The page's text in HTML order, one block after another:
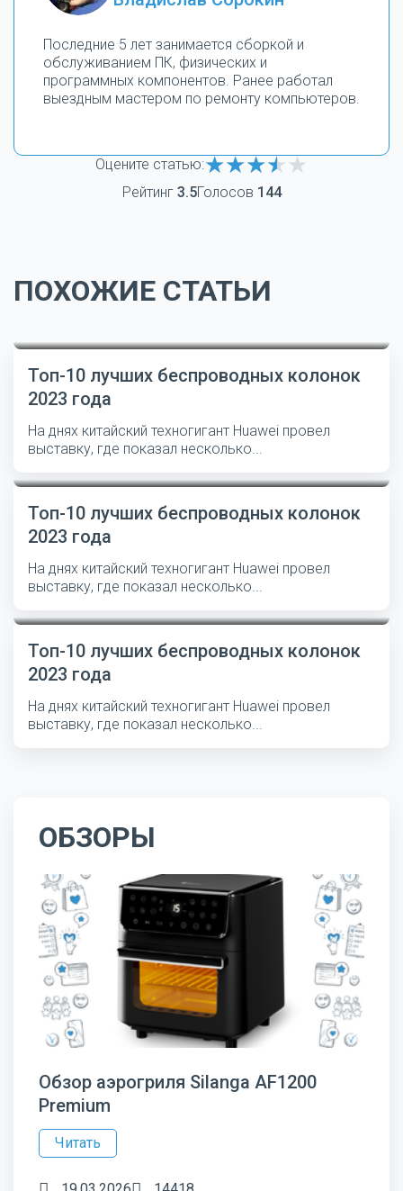
Последние 5 лет занимается сборкой и
обслуживанием ПК, физических и
программных компонентов. Ранее работал
выездным мастером по ремонту компьютеров.
Оцените статью:
Рейтинг 3.5Голосов 144
ПОХОЖИЕ СТАТЬИ
Топ-10 лучших беспроводных колонок
2023 года
На днях китайский техногигант Huawei провел
выставку, где показал несколько...
Топ-10 лучших беспроводных колонок
2023 года
На днях китайский техногигант Huawei провел
выставку, где показал несколько...
Топ-10 лучших беспроводных колонок
2023 года
На днях китайский техногигант Huawei провел
выставку, где показал несколько...
ОБЗОРЫ
Обзор аэрогриля Silanga AF1200
Premium
Читать